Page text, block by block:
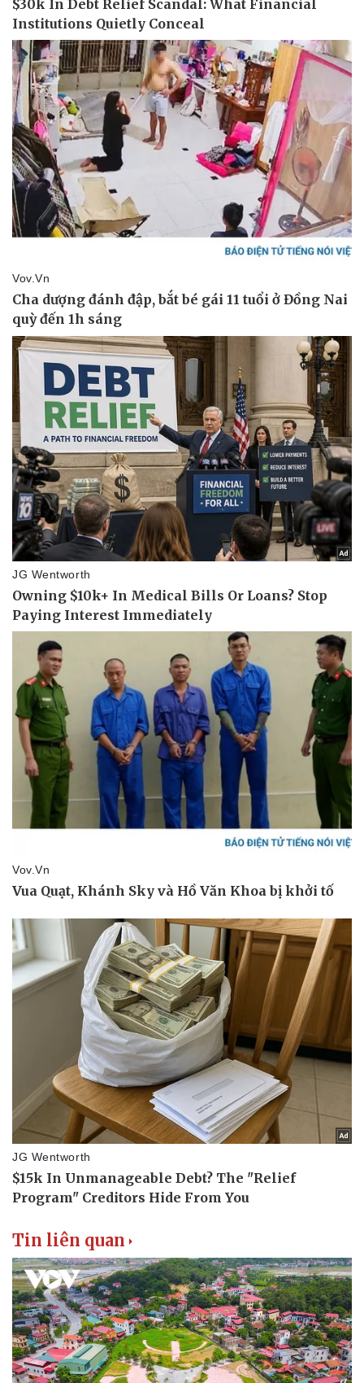
Thể thao
Bóng đá
Lịch thi đấu bóng đá
Thế giới thể thao
eSports
Hậu trường
Ô tô - Xe máy
Xe máy
Tư vấn
Tin liên quan